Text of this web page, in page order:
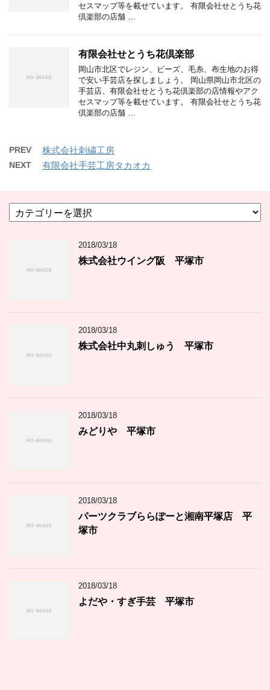
セスマップ等を載せています。 有限会社せとうち花
倶楽部の店舗 …
有限会社せとうち花倶楽部
岡山市北区でレジン、ビーズ、毛糸、布生地のお得
で安い手芸店を探しましょう。 岡山県岡山市北区の
手芸店、有限会社せとうち花倶楽部の店情報やアク
セスマップ等を載せています。 有限会社せとうち花
倶楽部の店舗 …
PREV 株式会社刺繍工房
NEXT 有限会社手芸工房タカオカ
テ
2018/03/18
株式会社ウイング阪 平塚市
2018/03/18
株式会社中丸刺しゅう 平塚市
2018/03/18
みどりや 平塚市
2018/03/18
パーツクラブららぽーと湘南平塚店 平
塚市
2018/03/18
よだや・すぎ手芸 平塚市